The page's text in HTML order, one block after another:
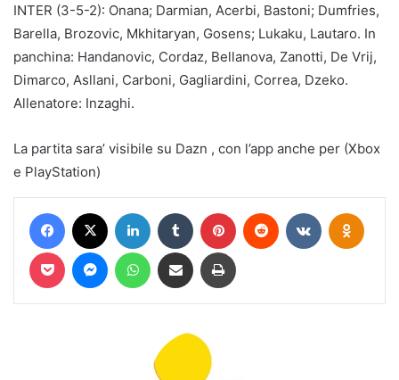
INTER (3-5-2): Onana; Darmian, Acerbi, Bastoni; Dumfries,
Barella, Brozovic, Mkhitaryan, Gosens; Lukaku, Lautaro. In
panchina: Handanovic, Cordaz, Bellanova, Zanotti, De Vrij,
Dimarco, Asllani, Carboni, Gagliardini, Correa, Dzeko.
Allenatore: Inzaghi.
La partita sara’ visibile su Dazn , con l’app anche per (Xbox
e PlayStation)
Facebook LinkedIn Tumblr Pinterest Reddit VKontakte
Pocket MessengerWhatsAppCondividi via mail Stampa